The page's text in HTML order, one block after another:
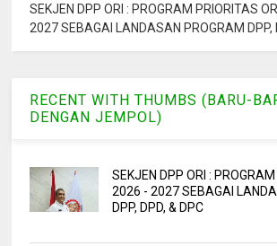
SEKJEN DPP ORI : PROGRAM PRIORITAS
2027 SEBAGAI LANDASAN PROGRAM DPP,
RECENT WITH THUMBS (BARU-
DENGAN JEMPOL)
SEKJEN DPP ORI : PROGRAM
2026 - 2027 SEBAGAI
DPP, DPD, & DPC